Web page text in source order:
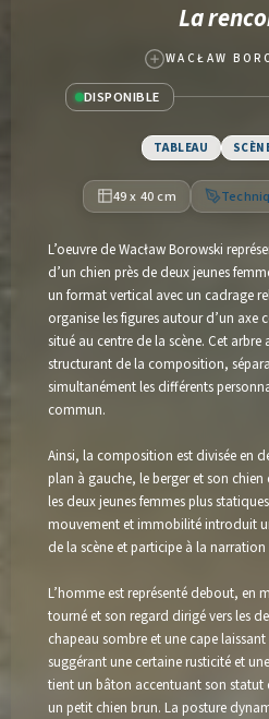
La
WACŁAW
DISPONIBLE
TABLEAU
49 x 40 cm
L’oeuvre de Wacław Borowski
d’un chien près de deux jeunes
un format vertical avec un cadrage
organise les figures autour d’un axe
situé au centre de la scène. Cet
structurant de la composition,
simultanément les différents
commun.
Ainsi, la composition est divisée en
plan à gauche, le berger et son
les deux jeunes femmes plus
mouvement et immobilité introduit
de la scène et participe à la
L’homme est représenté debout, en
tourné et son regard dirigé vers les
chapeau sombre et une cape
suggérant une certaine rusticité et
tient un bâton accentuant son statut
un petit chien brun. La posture